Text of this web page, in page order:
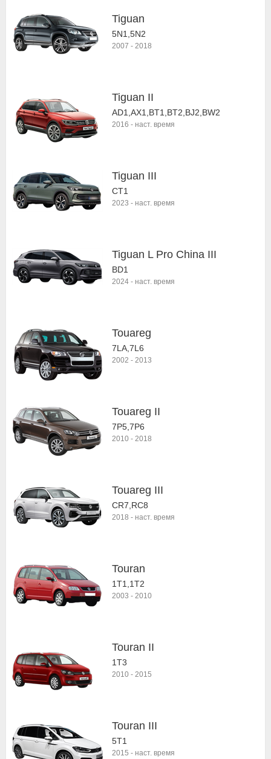
Tiguan
5N1,5N2
2007 - 2018
Tiguan II
AD1,AX1,BT1,BT2,BJ2,BW2
2016 - наст. время
Tiguan III
CT1
2023 - наст. время
Tiguan L Pro China III
BD1
2024 - наст. время
Touareg
7LA,7L6
2002 - 2013
Touareg II
7P5,7P6
2010 - 2018
Touareg III
CR7,RC8
2018 - наст. время
Touran
1T1,1T2
2003 - 2010
Touran II
1T3
2010 - 2015
Touran III
5T1
2015 - наст. время